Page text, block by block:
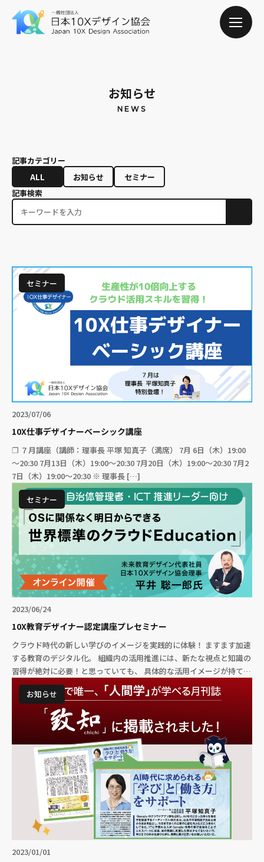
お知らせ
記事カテゴリー
ALL
お知らせ
セミナー
記事検索
セミナー
2023/07/06
10X仕事デザイナーベーシック講座
❐ ７月講座（講師：理事長 平塚 知真子（満席） 7月 6日（木）19:00
～20:30 7月13日（木）19:00～20:30 7月20日（木）19:00～20:30 7月2
7日（木）19:00～20:30 ※ 理事長 […]
セミナー
2023/06/24
10X教育デザイナー認定講座プレセミナー
クラウド時代の新しい学びのイメージを実践的に体験！ ますます加速
する教育のデジタル化。 組織内の活用推進には、新たな視点と知識の
習得が絶対に必要！と思っていても、 具体的な活用イメージが持てな
いと、なかなか難しいですよね […]
お知らせ
2023/01/01